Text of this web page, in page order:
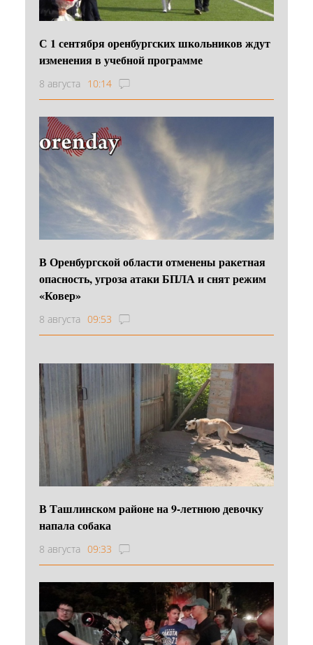
С 1 сентября оренбургских школьников ждут
изменения в учебной программе
8 августа 10:14
В Оренбургской области отменены ракетная
опасность, угроза атаки БПЛА и снят режим
«Ковер»
8 августа 09:53
В Ташлинском районе на 9-летнюю девочку
напала собака
8 августа 09:33